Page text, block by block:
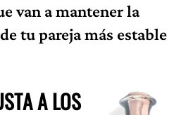
van a mantener la
tu pareja más estable
A LOS